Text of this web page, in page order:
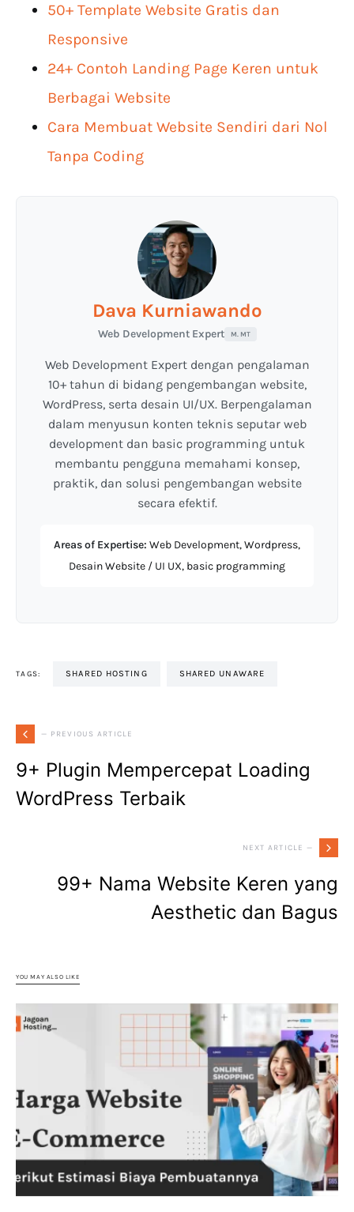
50+ Template Website Gratis dan
Responsive
24+ Contoh Landing Page Keren untuk
Berbagai Website
Cara Membuat Website Sendiri dari Nol
Tanpa Coding
Dava Kurniawando
Web Development Expert M. MT
Web Development Expert dengan pengalaman
10+ tahun di bidang pengembangan website,
WordPress, serta desain UI/UX. Berpengalaman
dalam menyusun konten teknis seputar web
development dan basic programming untuk
membantu pengguna memahami konsep,
praktik, dan solusi pengembangan website
secara efektif.
Areas of Expertise: Web Development, Wordpress,
Desain Website / UI UX, basic programming
TAGS: SHARED HOSTING SHARED UNAWARE
— PREVIOUS ARTICLE
9+ Plugin Mempercepat Loading
WordPress Terbaik
NEXT ARTICLE —
99+ Nama Website Keren yang
Aesthetic dan Bagus
YOU MAY ALSO LIKE